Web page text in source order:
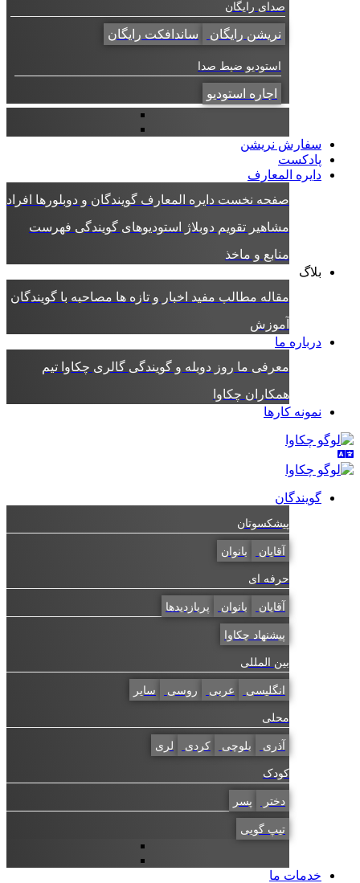
صدای رایگان
نریشن رایگان ساندافکت رایگان
استودیو ضبط صدا
اجاره استودیو
سفارش نریشن
پادکست
دایره المعارف
صفحه نخست دایره المعارف گویندگان و دوبلورها افراد
مشاهیر تقویم دوبلاژ استودیوهای گویندگی فهرست
منابع و ماخذ
بلاگ
مقاله مطالب مفید اخبار و تازه ها مصاحبه با گویندگان
آموزش
درباره ما
معرفی ما روز دوبله و گویندگی گالری چکاوا تیم
همکاران چکاوا
نمونه کارها
گویندگان
پیشکسوتان
آقایان بانوان
حرفه ای
آقایان بانوان پربازدیدها
پیشنهاد چکاوا
بین المللی
انگلیسی عربی روسی سایر
محلی
آذری بلوچی کردی لری
کودک
دختر پسر
تیپ گویی
خدمات ما